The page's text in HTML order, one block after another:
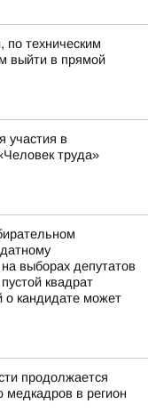
по техническим
выйти в прямой
участия в
труда»
выборах депутатов
квадрат
о кандидате может
продолжается
медкадров в регион